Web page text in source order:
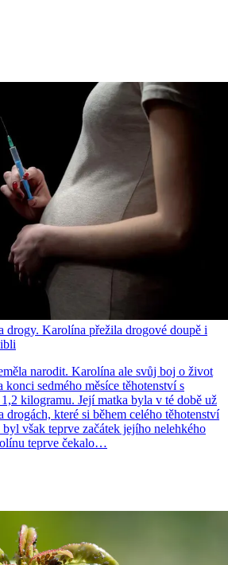
drogy. Karolína přežila drogové doupě i
narodit. Karolína ale svůj boj o život
konci sedmého měsíce těhotenství s
kilogramu. Její matka byla v té době už
drogách, které si během celého těhotenství
však teprve začátek jejího nelehkého
teprve čekalo…